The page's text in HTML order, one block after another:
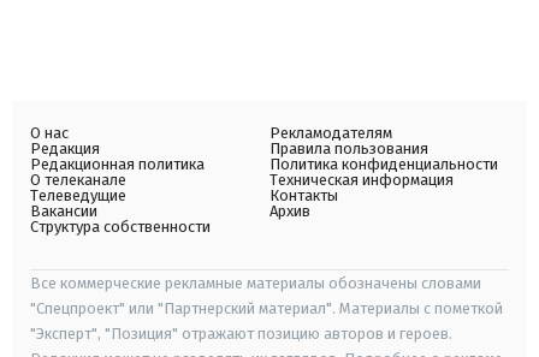
О нас
Редакция
Редакционная политика
О телеканале
Телеведущие
Вакансии
Структура собственности
Рекламодателям
Правила пользования
Политика конфиденциальности
Техническая информация
Контакты
Архив
Все коммерческие рекламные материалы обозначены словами
"Спецпроект" или "Партнерский материал". Материалы с пометкой
"Эксперт", "Позиция" отражают позицию авторов и героев.